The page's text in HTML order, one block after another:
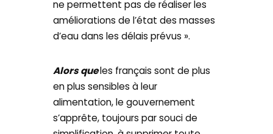
ne permettent pas de réaliser les
améliorations de l’état des masses
d’eau dans les délais prévus ».
Alors queles français sont de plus
en plus sensibles à leur
alimentation, le gouvernement
s’apprête, toujours par souci de